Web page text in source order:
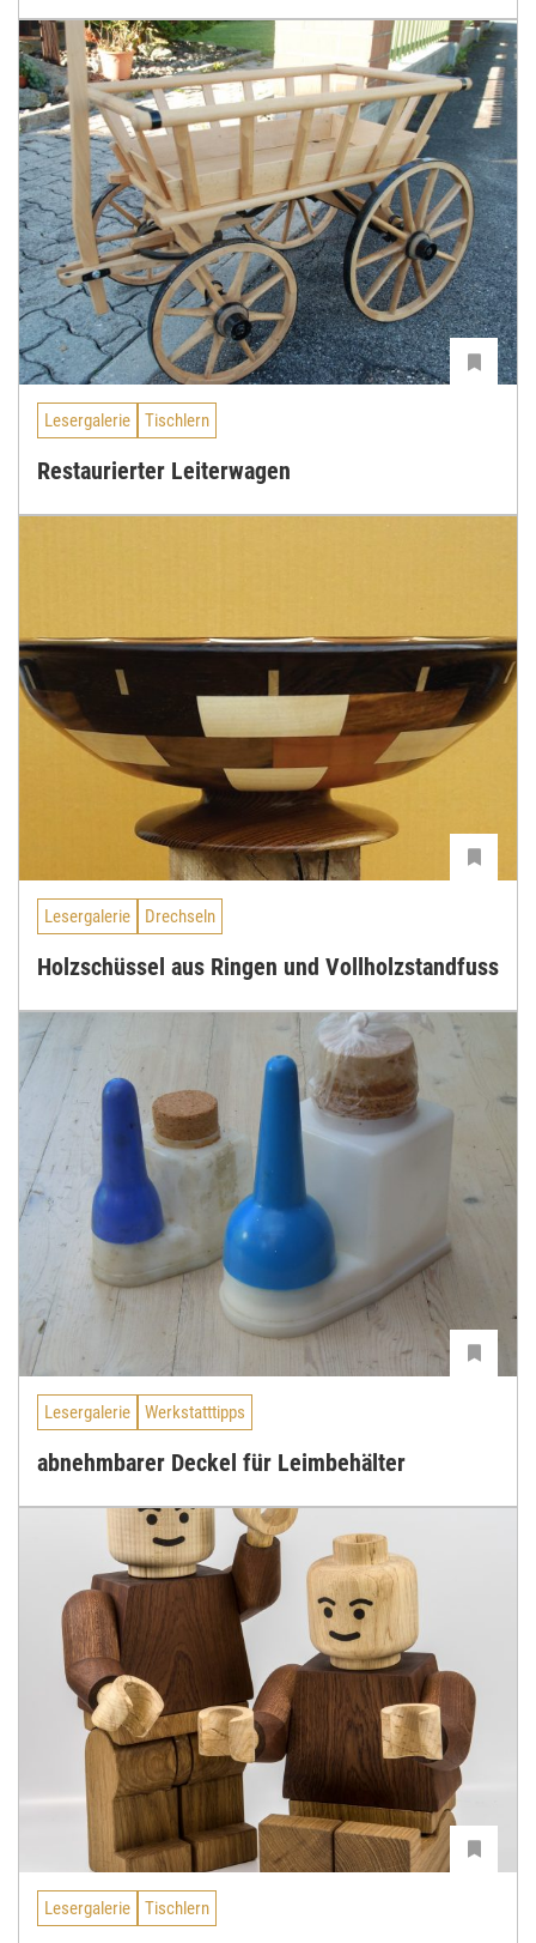
Lesergalerie Tischlern
Restaurierter Leiterwagen
Lesergalerie Drechseln
Holzschüssel aus Ringen und Vollholzstandfuss
Lesergalerie Werkstatttipps
abnehmbarer Deckel für Leimbehälter
Lesergalerie Tischlern